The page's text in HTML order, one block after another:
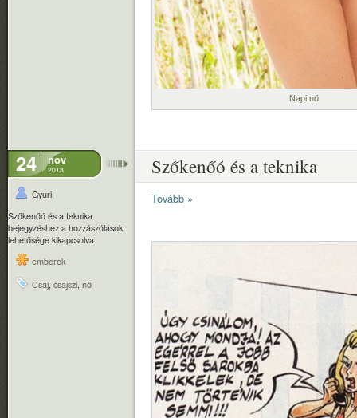
Napi nő
24 nov
2013
Gyuri
Szőkenőó és a teknika
bejegyzéshez a hozzászólások
lehetősége kikapcsolva
emberek
Csaj csajszi nő
Szőkenőó és a teknika
Tovább »